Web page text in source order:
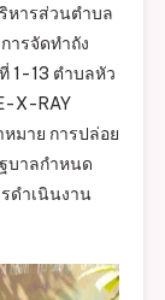
หารส่วนตำบล
ารจัดทำถัง
1-13 ตำบลหัว
X-RAY
หมาย การปล่อย
บาลกำหนด
ดำเนินงาน